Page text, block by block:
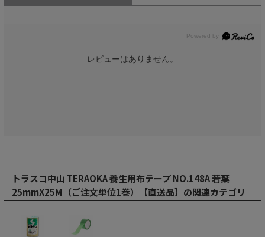
レビューはありません。
トラスコ中山 TERAOKA 養生用布テープ NO.148A 若葉
25mmX25M（ご注文単位1巻）【直送品】の関連カテゴリ